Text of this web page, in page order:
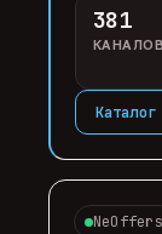
381
КАНАЛОВ
Каталог
NeOffers